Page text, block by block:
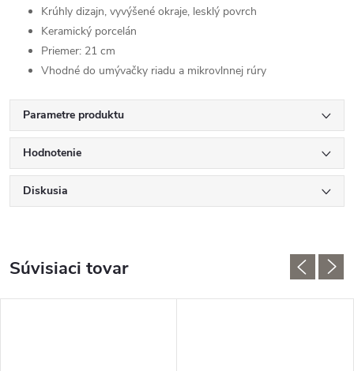
Krúhly dizajn, vyvýšené okraje, lesklý povrch
Keramický porcelán
Priemer: 21 cm
Vhodné do umývačky riadu a mikrovlnnej rúry
Parametre produktu
Hodnotenie
Diskusia
Súvisiaci tovar